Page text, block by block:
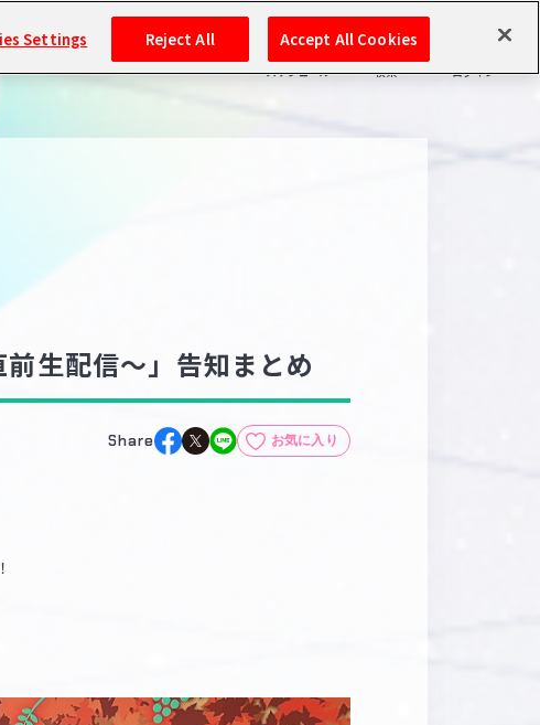
スケジュール 検索 ログイン
閲覧履歴・購入履歴
生配信～」告知まとめ
Share お気に入り
Settings Reject All Accept All Cookies